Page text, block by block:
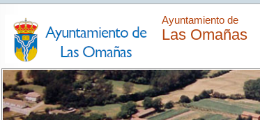
Ayuntamiento de
Las Omañas